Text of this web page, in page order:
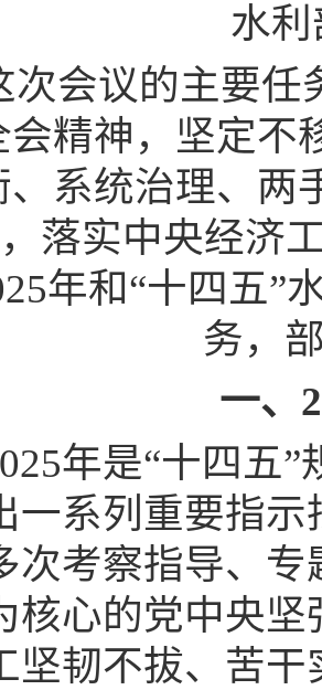
水
次会议的主要任
会精神，坚定不
、系统治理、两
落实中央经济
年和“十四五”
务，
一、
年是“十四五
一系列重要指
次考察指导、
核心的党中央
坚韧不拔、苦